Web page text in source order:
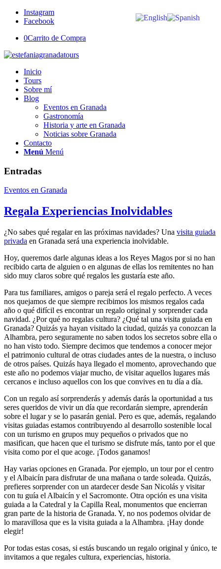
Instagram
Facebook
0Carrito de Compra
Inicio
Tours
Sobre mí
Blog
Eventos en Granada
Gastronomía
Historia y arte en Granada
Noticias sobre Granada
Contacto
Menú Menú
Entradas
Eventos en Granada
Regala Experiencias Inolvidables
¿No sabes qué regalar en las próximas navidades? Una visita guiada
privada en Granada será una experiencia inolvidable.
Hoy, queremos darle algunas ideas a los Reyes Magos por si no han
recibido carta de alguien o en algunas de ellas los remitentes no han
sido muy claros sobre qué regalos les gustaría este año.
Para tus familiares, amigos o pareja será el regalo perfecto. A veces
nos quejamos de que siempre recibimos los mismos regalos cada
año o qué difícil es encontrar un regalo original y sorprender cada
navidad. ¿Por qué no regalas cultura? ¿Qué tal una visita guiada en
Granada? Quizás ya hayan visitado la ciudad, quizás ya conozcan la
Alhambra, pero seguramente no saben todos los secretos sobre ella o
no han visto todo. Siempre decimos que tendemos a conocer mejor
el patrimonio cultural de otras ciudades antes de la nuestra, o incluso
de otros países. Quizás haya llegado el momento, aprovechando que
este año no podemos viajar mucho, de visitar aquellos lugares más
cercanos e incluso aquellos con los que convives en tu día a día.
Con un regalo así sorprenderás y además darás la oportunidad a tus
seres queridos de vivir un día que recordarán siempre, aprenderán
sobre el lugar y se lo pasarán genial. Pero es que, además, regalando
visitas guiadas estamos contribuyendo al desarrollo sostenible local
con un turismo en grupos muy pequeños o privados que no
masifican, que hacen que el turismo se disfrute más, tanto por el que
visita como por el que acoge. ¡Todos ganamos!
Hay varias opciones en Granada. Por ejemplo, un tour por el centro
y el Albaicín para disfrutar de una mañana o tarde soleada. Quizás,
prefieres sorprender con un atardecer desde San Nicolás y visitar
con tu guía el Albaicín y el Sacromonte. Otra opción es una visita
guiada a la Catedral y la Capilla Real, monumentos que encierran
gran parte de la historia de Granada. Y, no nos podemos olvidar de
lo maravillosa que es la visita guiada a la Alhambra. ¡Hay donde
elegir!
Por todas estas cosas, si estás buscando un regalo original y único, te
invitamos a que regales cultura, experiencias, historia.